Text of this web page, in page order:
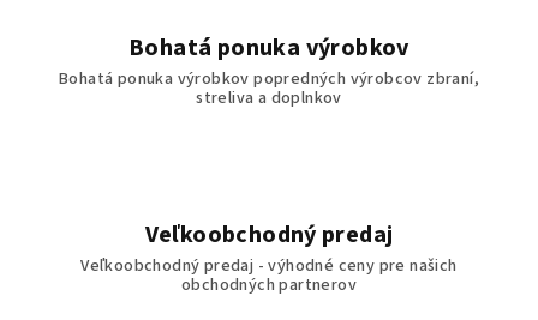
Bohatá ponuka výrobkov
Bohatá ponuka výrobkov popredných výrobcov zbraní,
streliva a doplnkov
Veľkoobchodný predaj
Veľkoobchodný predaj - výhodné ceny pre našich
obchodných partnerov